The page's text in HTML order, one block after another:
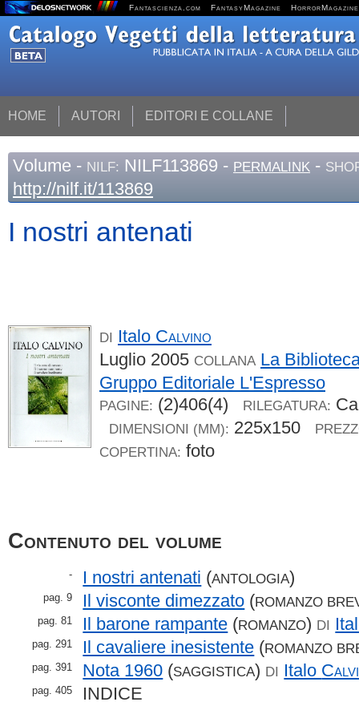
Fantascienza.com FantasyMagazine HorrorMagazine
HOME AUTORI EDITORI E COLLANE
Volume - NILF: NILF113869 - PERMALINK -
http://nilf.it/113869
I nostri antenati
DI Italo Calvino
Luglio 2005 COLLANA La
Gruppo Editoriale L'Espresso
PAGINE: (2)406(4) RILEGATURA:
DIMENSIONI (MM): 225x150
COPERTINA: foto
Contenuto del volume
- I nostri antenati (ANTOLOGIA)
pag. 9 Il visconte dimezzato (ROMANZO
pag. 81 Il barone rampante (ROMANZO) DI
pag. 291 Il cavaliere inesistente (ROMANZO
pag. 391 Nota 1960 (SAGGISTICA) DI Italo
pag. 405 INDICE